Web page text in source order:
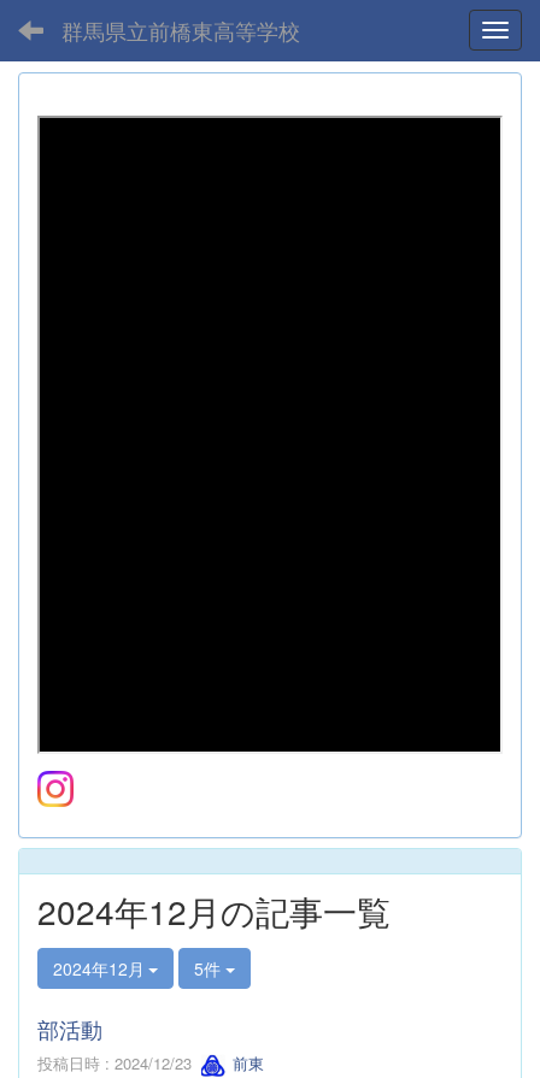
群馬県立前橋東高等学校
2024年12月の記事一覧
2024年12月 5件
部活動
投稿日時 : 2024/12/23 前東